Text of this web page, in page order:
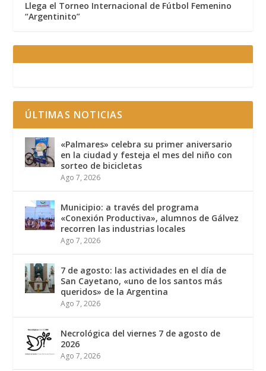
Llega el Torneo Internacional de Fútbol Femenino
“Argentinito”
ÚLTIMAS NOTICIAS
«Palmares» celebra su primer aniversario
en la ciudad y festeja el mes del niño con
sorteo de bicicletas
Ago 7, 2026
Municipio: a través del programa
«Conexión Productiva», alumnos de Gálvez
recorren las industrias locales
Ago 7, 2026
7 de agosto: las actividades en el día de
San Cayetano, «uno de los santos más
queridos» de la Argentina
Ago 7, 2026
Necrológica del viernes 7 de agosto de
2026
Ago 7, 2026